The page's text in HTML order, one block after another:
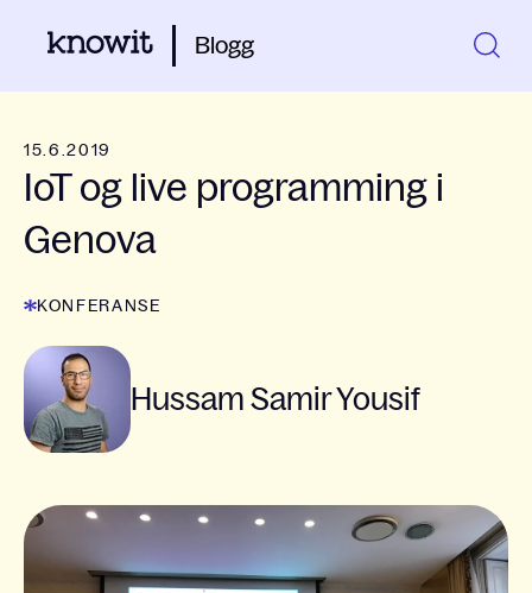
Blogg
15.6.2019
IoT og live programming i
Genova
KONFERANSE
Hussam Samir Yousif